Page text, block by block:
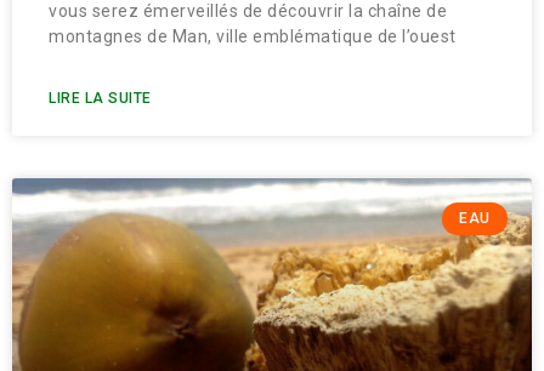
vous serez émerveillés de découvrir la chaîne de
montagnes de Man, ville emblématique de l’ouest
LIRE LA SUITE
EAU